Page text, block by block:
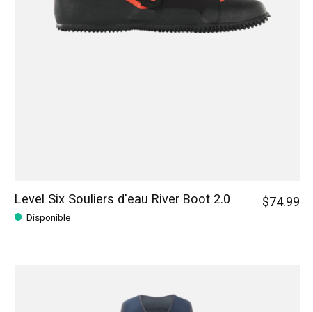
Level Six Souliers d'eau River Boot 2.0
Disponible
$74.99